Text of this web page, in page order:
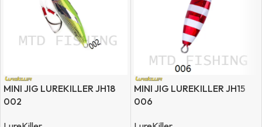
MINI JIG LUREKILLER JH18
002
MINI JIG LUREKILLER JH15
006